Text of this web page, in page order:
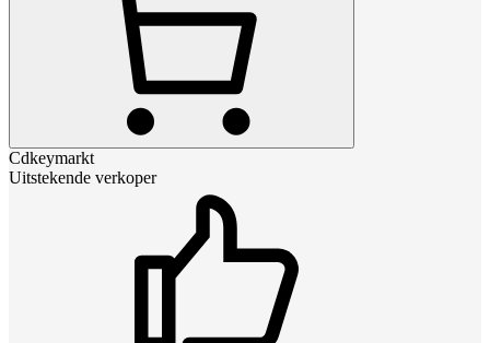
Cdkeymarkt
Uitstekende verkoper